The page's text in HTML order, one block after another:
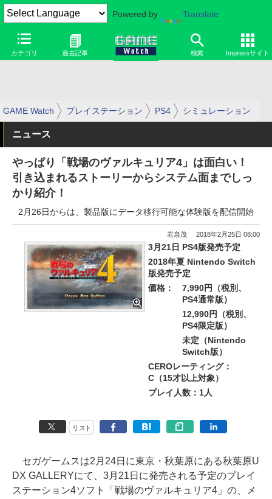
Powered by Translate
カテゴリ 過去記事 検索 Impressサイト
GAME Watch プレイステーション PS4 シミュレーション
ニュース
やっぱり「戦場のヴァルキュリア4」は面白い！
引き込まれるストーリーからシステム面までしっ
かり紹介！
2月26日からは、製品版にデータ移行可能な体験版を配信開始
岩泉茂 2018年2月25日 08:00
3月21日 PS4版発売予定
2018年夏 Nintendo Switch
版発売予定
価格：
7,990円（税別、
PS4通常版）
12,990円（税別、
PS4限定版）
未定（Nintendo
Switch版）
CEROレーティング：
C（15才以上対象）
プレイ人数：1人
リスト
セガゲームスは2月24日に東京・秋葉原にある秋葉原U
DX GALLERYにて、3月21日に発売される予定のプレイ
ステーション4ソフト「戦場のヴァルキュリア4」の、メ